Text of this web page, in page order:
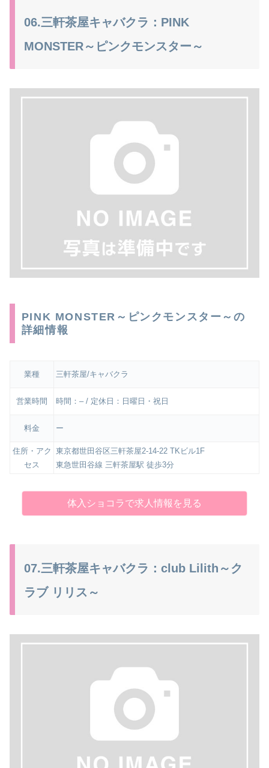
06.三軒茶屋キャバクラ：PINK
MONSTER～ピンクモンスター～
PINK MONSTER～ピンクモンスター～の
詳細情報
業種 三軒茶屋/キャバクラ
営業時間 時間：– / 定休日：日曜日・祝日
料金 ー
住所・アク
セス
東京都世田谷区三軒茶屋2-14-22 TKビル1F
東急世田谷線 三軒茶屋駅 徒歩3分
体入ショコラで求人情報を見る
07.三軒茶屋キャバクラ：club Lilith～ク
ラブ リリス～